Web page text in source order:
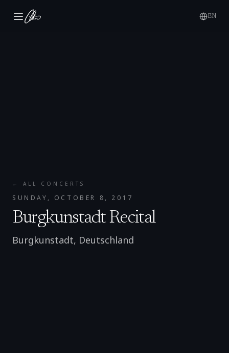
EN
← ALL CONCERTS
SUNDAY, OCTOBER 8, 2017
Burgkunstadt Recital
Burgkunstadt, Deutschland